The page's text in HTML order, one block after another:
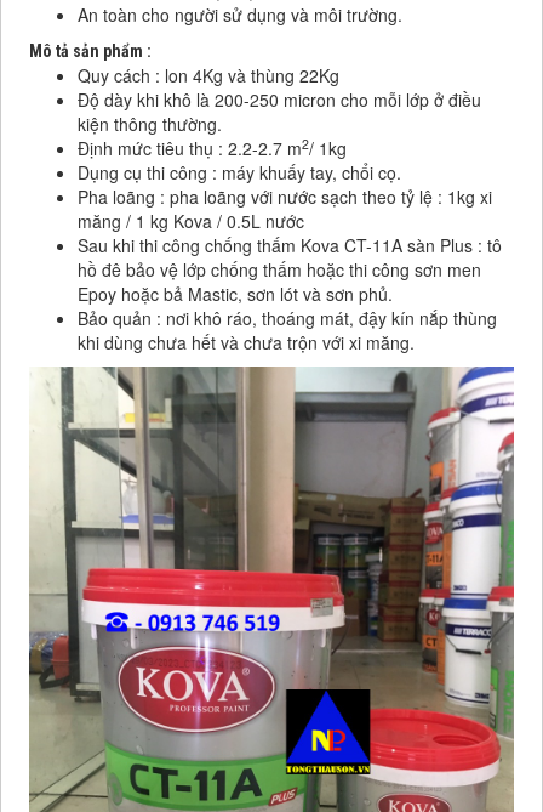
An toàn cho người sử dụng và môi trường.
Mô tả sản phẩm :
Quy cách : lon 4Kg và thùng 22Kg
Độ dày khi khô là 200-250 micron cho mỗi lớp ở điều
kiện thông thường.
Định mức tiêu thụ : 2.2-2.7 m2/ 1kg
Dụng cụ thi công : máy khuấy tay, chổi cọ.
Pha loãng : pha loãng với nước sạch theo tỷ lệ : 1kg xi
măng / 1 kg Kova / 0.5L nước
Sau khi thi công chống thấm Kova CT-11A sàn Plus : tô
hồ đê bảo vệ lớp chống thấm hoặc thi công sơn men
Epoy hoặc bả Mastic, sơn lót và sơn phủ.
Bảo quản : nơi khô ráo, thoáng mát, đậy kín nắp thùng
khi dùng chưa hết và chưa trộn với xi măng.